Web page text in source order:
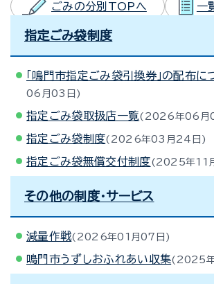
ごみの分別TOPへ 一
指定ごみ袋制度
「鳴門市指定ごみ袋引換券」の配布に
06月03日
指定ごみ袋取扱店一覧 2026年06月
指定ごみ袋制度 2026年03月24日
指定ごみ袋無償交付制度 2025年11
その他の制度・サービス
減量作戦 2026年01月07日
鳴門市うずしおふれあい収集 2025